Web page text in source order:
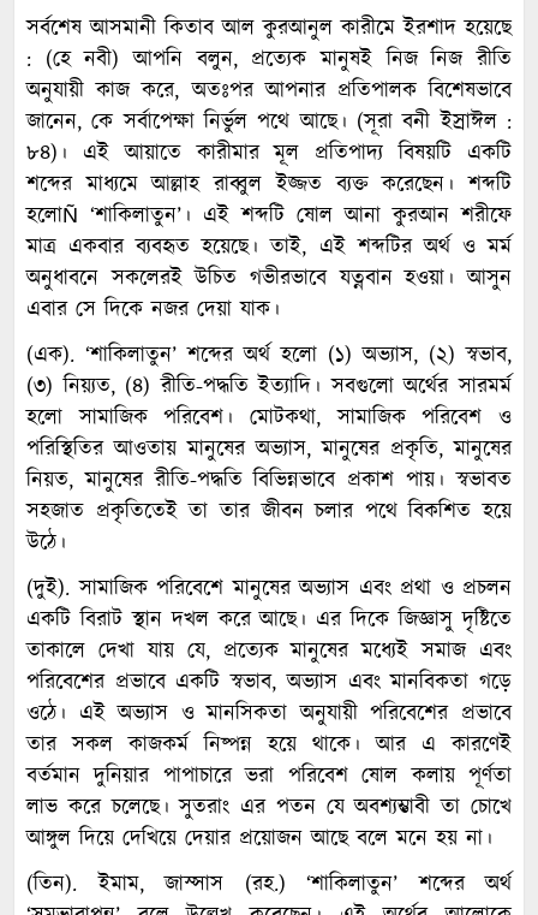
সর্বশেষ আসমানী কিতাব আল কুরআনুল কারীমে ইরশাদ হয়েছে
: (হে নবী) আপনি বলুন, প্রত্যেক মানুষই নিজ নিজ রীতি
অনুযায়ী কাজ করে, অতঃপর আপনার প্রতিপালক বিশেষভাবে
জানেন, কে সর্বাপেক্ষা নির্ভুল পথে আছে। (সূরা বনী ইস্রাঈল :
৮৪)। এই আয়াতে কারীমার মূল প্রতিপাদ্য বিষয়টি একটি
শব্দের মাধ্যমে আল্লাহ রাব্বুল ইজ্জত ব্যক্ত করেছেন। শব্দটি
হলোÑ ‘শাকিলাতুন’। এই শব্দটি ষোল আনা কুরআন শরীফে
মাত্র একবার ব্যবহৃত হয়েছে। তাই, এই শব্দটির অর্থ ও মর্ম
অনুধাবনে সকলেরই উচিত গভীরভাবে যত্নবান হওয়া। আসুন
এবার সে দিকে নজর দেয়া যাক।
(এক). ‘শাকিলাতুন’ শব্দের অর্থ হলো (১) অভ্যাস, (২) স্বভাব,
(৩) নিয়্যত, (৪) রীতি-পদ্ধতি ইত্যাদি। সবগুলো অর্থের সারমর্ম
হলো সামাজিক পরিবেশ। মোটকথা, সামাজিক পরিবেশ ও
পরিস্থিতির আওতায় মানুষের অভ্যাস, মানুষের প্রকৃতি, মানুষের
নিয়ত, মানুষের রীতি-পদ্ধতি বিভিন্নভাবে প্রকাশ পায়। স্বভাবত
সহজাত প্রকৃতিতেই তা তার জীবন চলার পথে বিকশিত হয়ে
উঠে।
(দুই). সামাজিক পরিবেশে মানুষের অভ্যাস এবং প্রথা ও প্রচলন
একটি বিরাট স্থান দখল করে আছে। এর দিকে জিজ্ঞাসু দৃষ্টিতে
তাকালে দেখা যায় যে, প্রত্যেক মানুষের মধ্যেই সমাজ এবং
পরিবেশের প্রভাবে একটি স্বভাব, অভ্যাস এবং মানবিকতা গড়ে
ওঠে। এই অভ্যাস ও মানসিকতা অনুযায়ী পরিবেশের প্রভাবে
তার সকল কাজকর্ম নিষ্পন্ন হয়ে থাকে। আর এ কারণেই
বর্তমান দুনিয়ার পাপাচারে ভরা পরিবেশ ষোল কলায় পূর্ণতা
লাভ করে চলেছে। সুতরাং এর পতন যে অবশ্যম্ভাবী তা চোখে
আঙ্গুল দিয়ে দেখিয়ে দেয়ার প্রয়োজন আছে বলে মনে হয় না।
(তিন). ইমাম, জাস্সাস (রহ.) ‘শাকিলাতুন’ শব্দের অর্থ